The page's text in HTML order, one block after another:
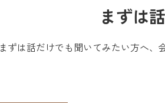
まずは
まずは話だけでも聞いてみたい方へ